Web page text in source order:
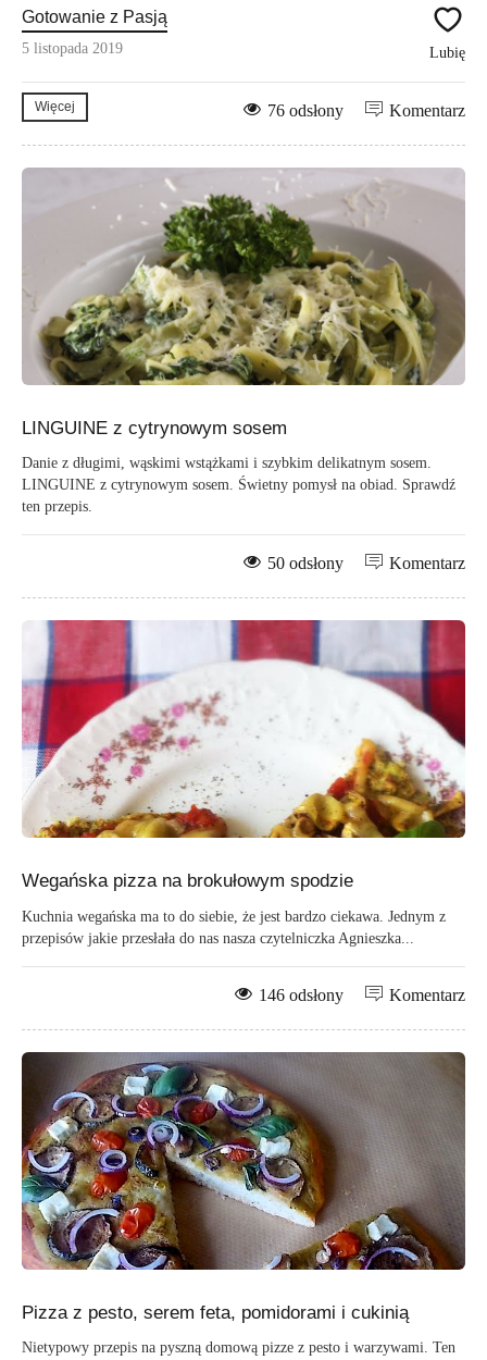
Gotowanie z Pasją
5 listopada 2019 Lubię
Więcej Komentarz
76 odsłony
LINGUINE z cytrynowym sosem
Danie z długimi, wąskimi wstążkami i szybkim delikatnym sosem.
LINGUINE z cytrynowym sosem. Świetny pomysł na obiad. Sprawdź
ten przepis.
Komentarz
50 odsłony
Wegańska pizza na brokułowym spodzie
Kuchnia wegańska ma to do siebie, że jest bardzo ciekawa. Jednym z
przepisów jakie przesłała do nas nasza czytelniczka Agnieszka...
Komentarz
146 odsłony
Pizza z pesto, serem feta, pomidorami i cukinią
Nietypowy przepis na pyszną domową pizze z pesto i warzywami. Ten